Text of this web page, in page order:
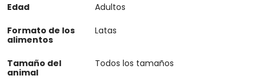
Edad
Adultos
Formato de los
alimentos
Latas
Tamaño del
animal
Todos los tamaños